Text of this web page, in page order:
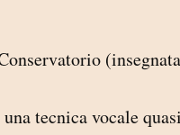
tecnica vocale